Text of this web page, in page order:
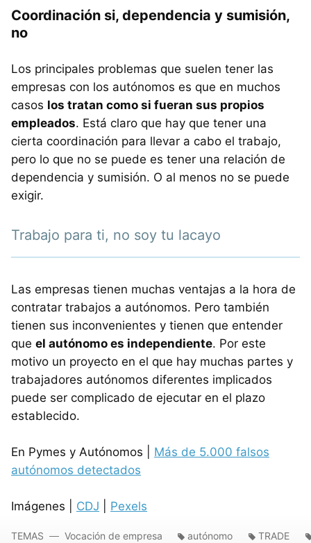
Coordinación si, dependencia y sumisión,
no
Los principales problemas que suelen tener las
empresas con los autónomos es que en muchos
casos los tratan como si fueran sus propios
empleados. Está claro que hay que tener una
cierta coordinación para llevar a cabo el trabajo,
pero lo que no se puede es tener una relación de
dependencia y sumisión. O al menos no se puede
exigir.
Trabajo para ti, no soy tu lacayo
Las empresas tienen muchas ventajas a la hora de
contratar trabajos a autónomos. Pero también
tienen sus inconvenientes y tienen que entender
que el autónomo es independiente. Por este
motivo un proyecto en el que hay muchas partes y
trabajadores autónomos diferentes implicados
puede ser complicado de ejecutar en el plazo
establecido.
En Pymes y Autónomos | Más de 5.000 falsos
autónomos detectados
Imágenes | CDJ Pexels
TEMAS Vocación de empresa autónomo TRADE